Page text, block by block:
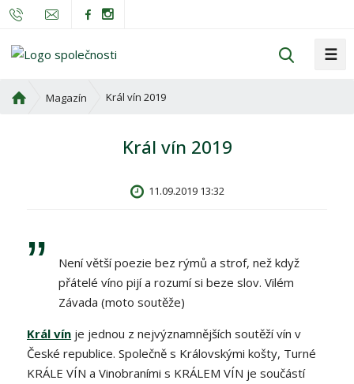
☰
v
a
Magazín Král vín 2019
Král vín 2019
11.09.2019 13:32
Není větší poezie bez rýmů a strof, než když
přátelé víno pijí a rozumí si beze slov. Vilém
Závada (moto soutěže)
Král vín je jednou z nejvýznamnějších soutěží vín v
České republice. Společně s Královskými košty, Turné
KRÁLE VÍN a Vinobraními s KRÁLEM VÍN je součástí